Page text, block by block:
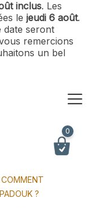
inclus. Les
le jeudi 6 août.
date seront
remercions
un bel
0
COMMENT
?